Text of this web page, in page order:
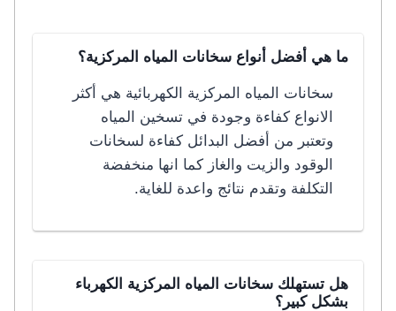
ما هي أفضل أنواع سخانات المياه المركزية؟
سخانات المياه المركزية الكهربائية هي أكثر
الانواع كفاءة وجودة في تسخين المياه
وتعتبر من أفضل البدائل كفاءة لسخانات
الوقود والزيت والغاز كما انها منخفضة
التكلفة وتقدم نتائج واعدة للغاية.
هل تستهلك سخانات المياه المركزية الكهرباء
بشكل كبير؟